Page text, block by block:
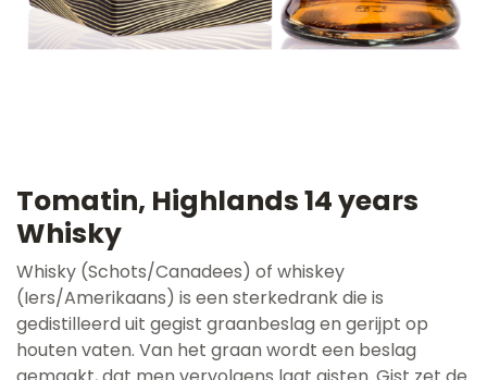
Tomatin, Highlands 14 years
Whisky
Whisky (Schots/Canadees) of whiskey
(Iers/Amerikaans) is een sterkedrank die is
gedistilleerd uit gegist graanbeslag en gerijpt op
houten vaten. Van het graan wordt een beslag